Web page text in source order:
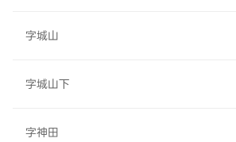
字城山
字城山下
字神田